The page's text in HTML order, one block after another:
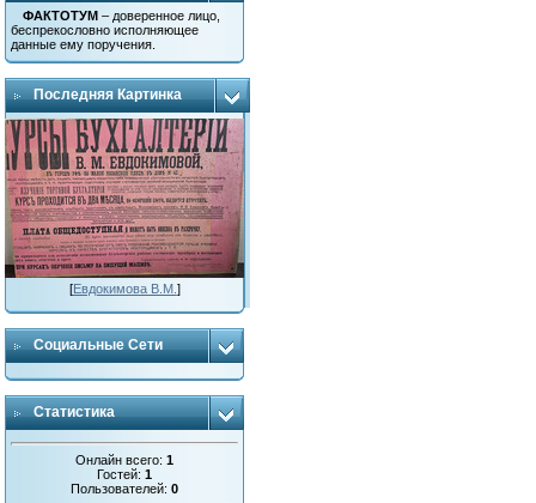
ФАКТОТУМ – доверенное лицо,
беспрекословно исполняющее
данные ему поручения.
Последняя Картинка
[Евдокимова В.М. ]
Социальные Сети
Статистика
Онлайн всего:1
Гостей:1
Пользователей:0